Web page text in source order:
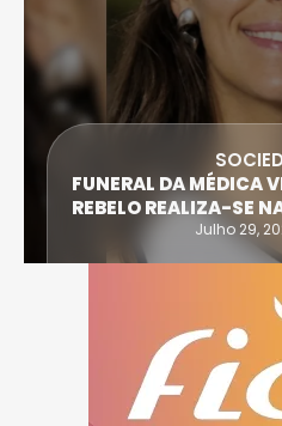
FUNERAL DA MÉDICA
REBELO REALIZA-SE
Julho 29,